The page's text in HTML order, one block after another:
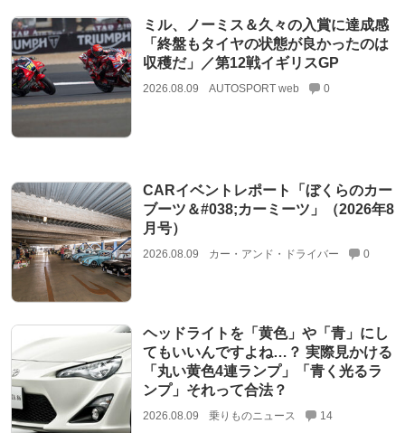
ミル、ノーミス＆久々の入賞に達成感
「終盤もタイヤの状態が良かったのは
収穫だ」／第12戦イギリスGP
2026.08.09 AUTOSPORT web 0
CARイベントレポート「ぼくらのカー
ブーツ＆#038;カーミーツ」（2026年8
月号）
2026.08.09 カー・アンド・ドライバー 0
ヘッドライトを「黄色」や「青」にし
てもいいんですよね…？ 実際見かける
「丸い黄色4連ランプ」「青く光るラ
ンプ」それって合法？
2026.08.09 乗りものニュース 14